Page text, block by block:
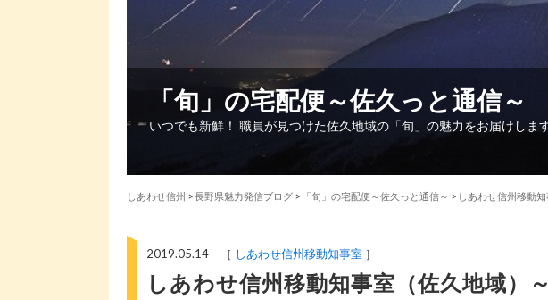
「旬」の宅配便～佐久っと通信～
いつでも新鮮！ 職員が見つけた佐久地域の「旬」の魅力をお届けしま
しあわせ信州 >長野県魅力発信ブログ > 「旬」の宅配便～佐久っと通信～ > しあわせ信州移動
2019.05.14 ［ しあわせ信州移動知事室 ］
しあわせ信州移動知事室（佐久地域）